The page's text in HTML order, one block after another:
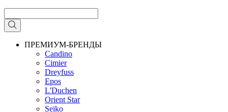
ПРЕМИУМ-БРЕНДЫ
Candino
Cimier
Dreyfuss
Epos
L'Duchen
Orient Star
Seiko